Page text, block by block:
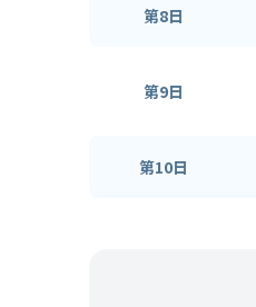
第8日
第9日
第10日